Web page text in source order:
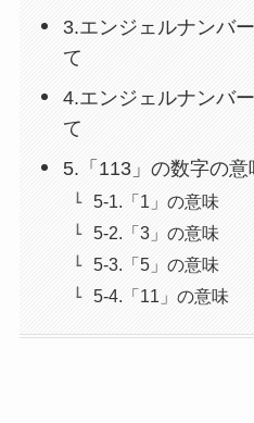
3.エンジェルナンバ
て
4.エンジェルナンバ
て
5.「113」の数字の意
5-1.「1」の意味
5-2.「3」の意味
5-3.「5」の意味
5-4.「11」の意味